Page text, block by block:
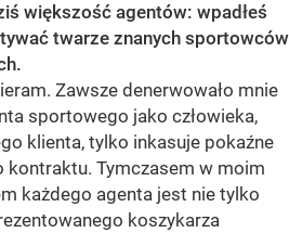
większość agentów: wpadłeś
twarze znanych sportowców
Zawsze denerwowało mnie
sportowego jako człowieka,
klienta, tylko inkasuje pokaźne
Tymczasem w moim
każdego agenta jest nie tylko
koszykarza